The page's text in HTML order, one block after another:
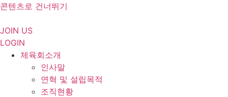
콘텐츠로 건너뛰기
JOIN US
LOGIN
체육회소개
인사말
연혁 및 설립목적
조직현황